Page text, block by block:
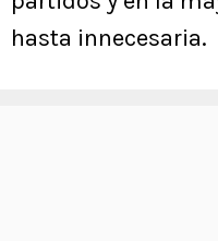
hasta innecesaria.